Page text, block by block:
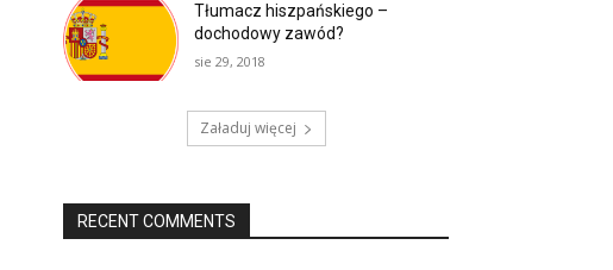
Tłumacz hiszpańskiego –
dochodowy zawód?
sie 29, 2018
Załaduj więcej
RECENT COMMENTS